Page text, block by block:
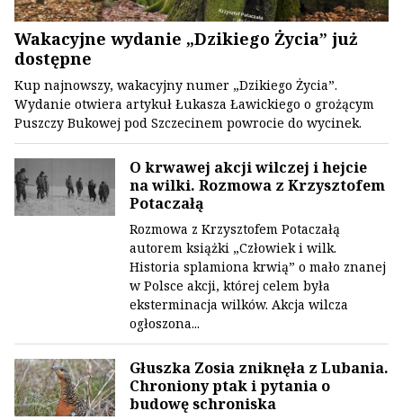
Wakacyjne wydanie „Dzikiego Życia” już
dostępne
Kup najnowszy, wakacyjny numer „Dzikiego Życia”.
Wydanie otwiera artykuł Łukasza Ławickiego o grożącym
Puszczy Bukowej pod Szczecinem powrocie do wycinek.
O krwawej akcji wilczej i hejcie
na wilki. Rozmowa z Krzysztofem
Potaczałą
Rozmowa z Krzysztofem Potaczałą
autorem książki „Człowiek i wilk.
Historia splamiona krwią” o mało znanej
w Polsce akcji, której celem była
eksterminacja wilków. Akcja wilcza
ogłoszona...
Głuszka Zosia zniknęła z Lubania.
Chroniony ptak i pytania o
budowę schroniska